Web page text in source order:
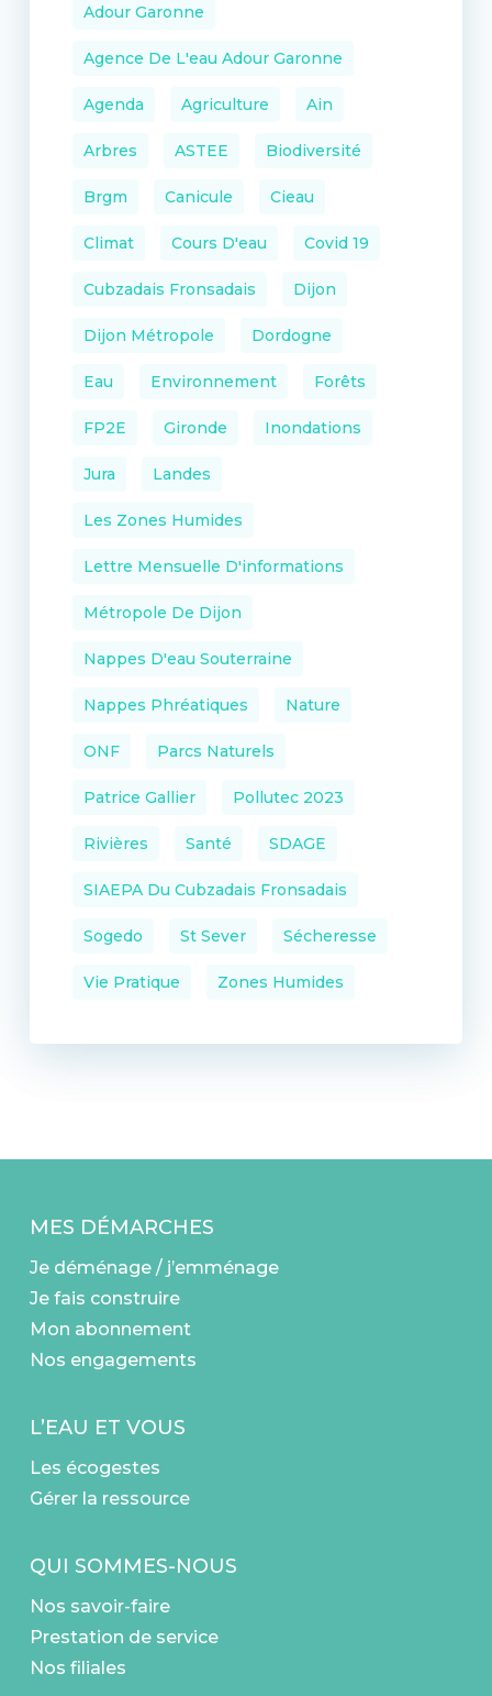
Adour Garonne
Agence De L'eau Adour Garonne
Agenda Agriculture Ain
Arbres ASTEE Biodiversité
Brgm Canicule Cieau
Climat Cours D'eau Covid 19
Cubzadais Fronsadais Dijon
Dijon Métropole Dordogne
Eau Environnement Forêts
FP2E Gironde Inondations
Jura Landes
Les Zones Humides
Lettre Mensuelle D'informations
Métropole De Dijon
Nappes D'eau Souterraine
Nappes Phréatiques Nature
ONF Parcs Naturels
Patrice Gallier Pollutec 2023
Rivières Santé SDAGE
SIAEPA Du Cubzadais Fronsadais
Sogedo St Sever Sécheresse
Vie Pratique Zones Humides
MES DÉMARCHES
Je déménage / j’emménage
Je fais construire
Mon abonnement
Nos engagements
L’EAU ET VOUS
Les écogestes
Gérer la ressource
QUI SOMMES-NOUS
Nos savoir-faire
Prestation de service
Nos filiales